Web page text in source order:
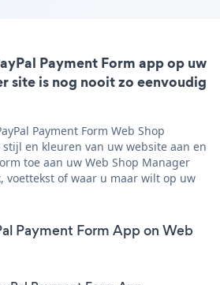
Payment Form app op uw
site is nog nooit zo eenvoudig
Payment Form Web Shop
en kleuren van uw website aan en
toe aan uw Web Shop Manager
voettekst of waar u maar wilt op uw
Payment Form App on Web